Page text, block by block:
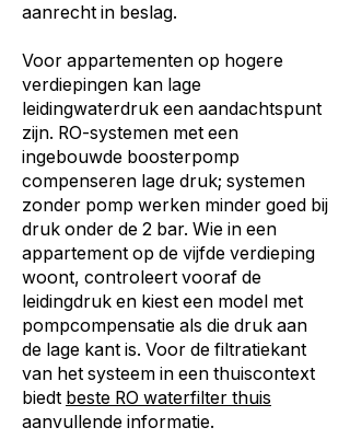
aanrecht in beslag.
Voor appartementen op hogere
verdiepingen kan lage
leidingwaterdruk een aandachtspunt
zijn. RO-systemen met een
ingebouwde boosterpomp
compenseren lage druk; systemen
zonder pomp werken minder goed bij
druk onder de 2 bar. Wie in een
appartement op de vijfde verdieping
woont, controleert vooraf de
leidingdruk en kiest een model met
pompcompensatie als die druk aan
de lage kant is. Voor de filtratiekant
van het systeem in een thuiscontext
biedt beste RO waterfilter thuis
aanvullende informatie.